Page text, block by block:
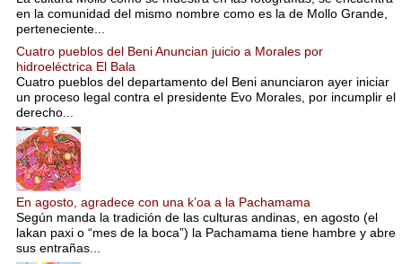
en la comunidad del mismo nombre como es la de Mollo Grande,
perteneciente...
Cuatro pueblos del Beni Anuncian juicio a Morales por
hidroeléctrica El Bala
Cuatro pueblos del departamento del Beni anunciaron ayer iniciar
un proceso legal contra el presidente Evo Morales, por incumplir el
derecho...
En agosto, agradece con una k’oa a la Pachamama
Según manda la tradición de las culturas andinas, en agosto (el
lakan paxi o “mes de la boca”) la Pachamama tiene hambre y abre
sus entrañas...